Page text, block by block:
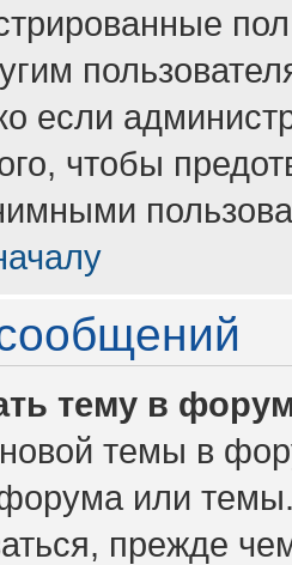
если
чтобы
тему в
темы в
форума или
прежде